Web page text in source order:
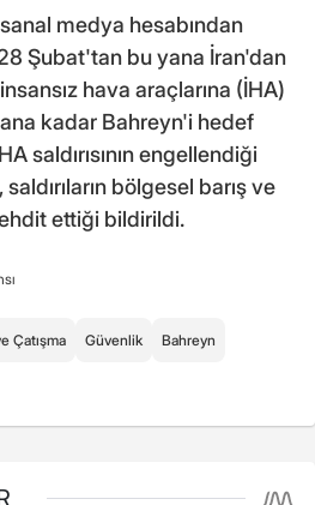
medya hesabından
Şubat'tan bu yana İran'dan
hava araçlarına (İHA)
kadar Bahreyn'i hedef
saldırısının engellendiği
bölgesel barış ve
ettiği bildirildi.
Çatışma Güvenlik Bahreyn